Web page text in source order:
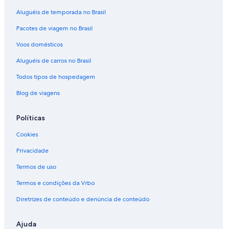
Aluguéis de temporada no Brasil
Pacotes de viagem no Brasil
Voos domésticos
Aluguéis de carros no Brasil
Todos tipos de hospedagem
Blog de viagens
Políticas
Cookies
Privacidade
Termos de uso
Termos e condições da Vrbo
Diretrizes de conteúdo e denúncia de conteúdo
Ajuda